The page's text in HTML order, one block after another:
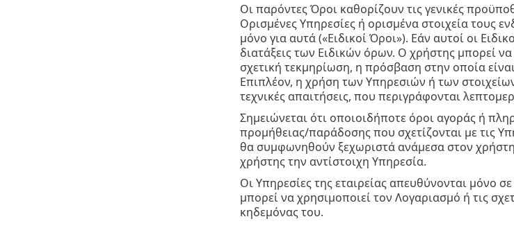
Οι παρόντες Όροι καθορίζουν τις γενικές
Ορισμένες Υπηρεσίες ή ορισμένα στοιχεία τους
μόνο για αυτά («Ειδικοί Όροι»). Εάν αυτοί οι
διατάξεις των Ειδικών όρων. Ο χρήστης μπορεί
σχετική τεκμηρίωση, η πρόσβαση στην οποία
Επιπλέον, η χρήση των Υπηρεσιών ή των
τεχνικές απαιτήσεις, που περιγράφονται
Σημειώνεται ότι οποιοιδήποτε όροι αγοράς ή
προμήθειας/παράδοσης που σχετίζονται με τις
θα συμφωνηθούν ξεχωριστά ανάμεσα στον χρήστη
χρήστης την αντίστοιχη Υπηρεσία.
Οι Υπηρεσίες της εταιρείας απευθύνονται μόνο
μπορεί να χρησιμοποιεί τον Λογαριασμό ή τις
κηδεμόνας του.